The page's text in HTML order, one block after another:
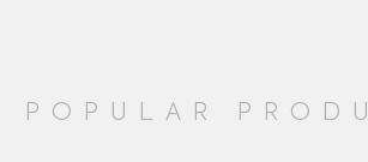
POPULAR